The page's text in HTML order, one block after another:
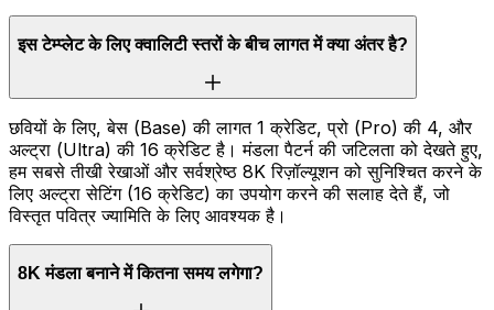
इस टेम्प्लेट के लिए क्वालिटी स्तरों के बीच लागत में क्या अंतर है?
छवियों के लिए, बेस (Base) की लागत 1 क्रेडिट, प्रो (Pro) की 4, और
अल्ट्रा (Ultra) की 16 क्रेडिट है। मंडला पैटर्न की जटिलता को देखते हुए,
हम सबसे तीखी रेखाओं और सर्वश्रेष्ठ 8K रिज़ॉल्यूशन को सुनिश्चित करने के
लिए अल्ट्रा सेटिंग (16 क्रेडिट) का उपयोग करने की सलाह देते हैं, जो
विस्तृत पवित्र ज्यामिति के लिए आवश्यक है।
8K मंडला बनाने में कितना समय लगेगा?